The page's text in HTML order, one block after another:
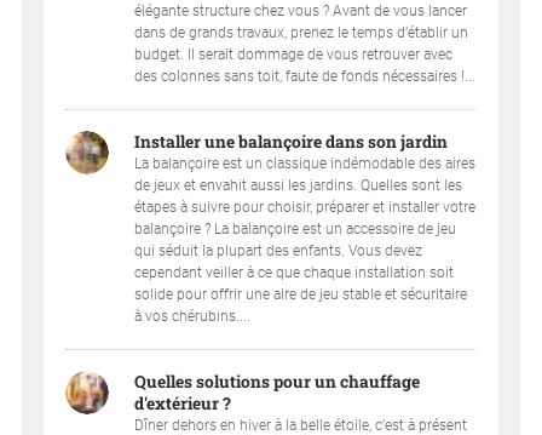
élégante structure chez vous ? Avant de vous lancer
dans de grands travaux, prenez le temps d’établir un
budget. Il serait dommage de vous retrouver avec
des colonnes sans toit, faute de fonds nécessaires !...
Installer une balançoire dans son jardin
La balançoire est un classique indémodable des aires
de jeux et envahit aussi les jardins. Quelles sont les
étapes à suivre pour choisir, préparer et installer votre
balançoire ? La balançoire est un accessoire de jeu
qui séduit la plupart des enfants. Vous devez
cependant veiller à ce que chaque installation soit
solide pour offrir une aire de jeu stable et sécuritaire
à vos chérubins....
Quelles solutions pour un chauffage
d'extérieur ?
Dîner dehors en hiver à la belle étoile, c’est à présent